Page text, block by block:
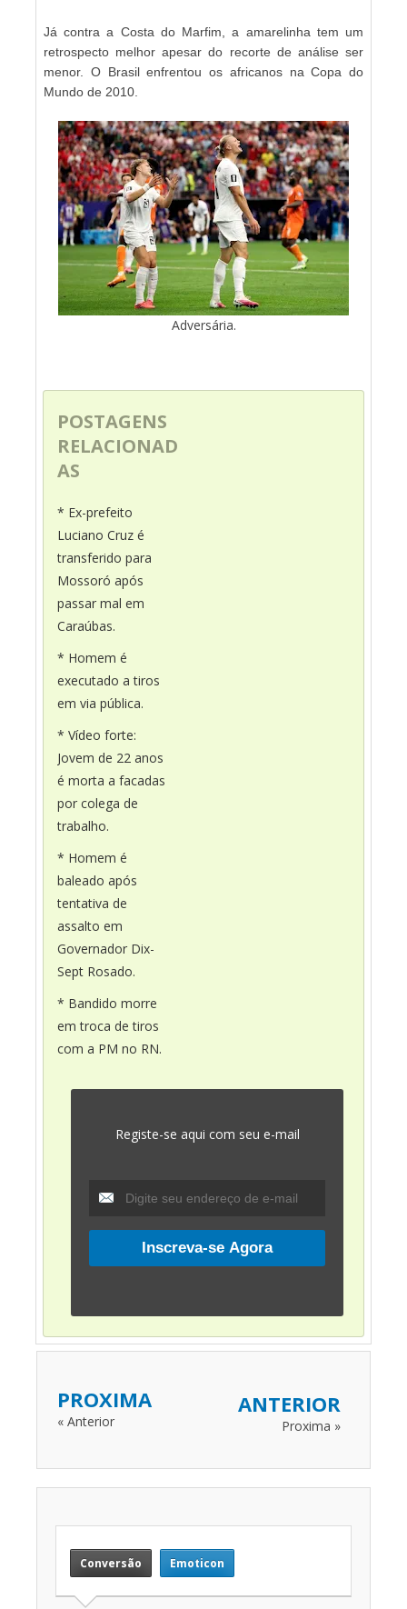
Já contra a Costa do Marfim, a amarelinha tem um
retrospecto melhor apesar do recorte de análise ser
menor. O Brasil enfrentou os africanos na Copa do
Mundo de 2010.
Adversária.
POSTAGENS
RELACIONAD
AS
* Ex-prefeito
Luciano Cruz é
transferido para
Mossoró após
passar mal em
Caraúbas.
* Homem é
executado a tiros
em via pública.
* Vídeo forte:
Jovem de 22 anos
é morta a facadas
por colega de
trabalho.
* Homem é
baleado após
tentativa de
assalto em
Governador Dix-
Sept Rosado.
* Bandido morre
em troca de tiros
com a PM no RN.
Registe-se aqui com seu e-mail
PROXIMA
« Anterior
ANTERIOR
Proxima »
Conversão Emoticon